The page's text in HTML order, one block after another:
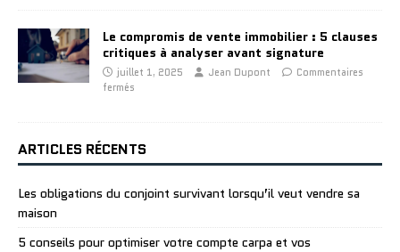
Le compromis de vente immobilier : 5 clauses
critiques à analyser avant signature
juillet 1, 2025 Jean Dupont
Commentaires
fermés
ARTICLES RÉCENTS
Les obligations du conjoint survivant lorsqu’il veut vendre sa
maison
5 conseils pour optimiser votre compte carpa et vos